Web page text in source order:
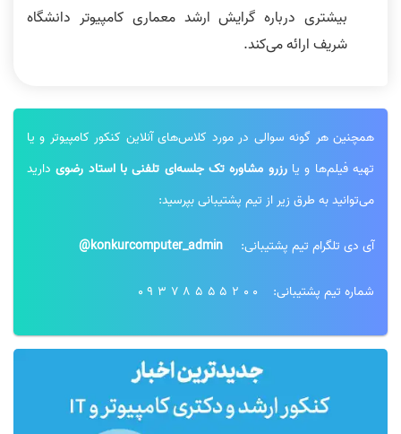
بیشتری درباره گرایش ارشد معماری کامپیوتر دانشگاه
شریف ارائه می‌کند.
همچنین هر گونه سوالی در مورد کلاس‌های آنلاین کنکور کامپیوتر و یا
تهیه فیلم‌ها و یارزرو مشاوره تک جلسه‌ای تلفنی با استاد رضویدارید
می‌توانید به طرق زیر از تیم پشتیبانی بپرسید:
آی دی تلگرام تیم پشتیبانی: konkurcomputer_admin@
شماره تیم پشتیبانی: 09378555200